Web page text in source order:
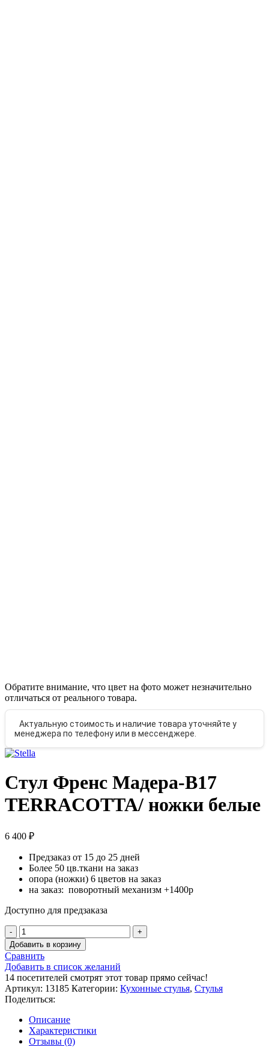
Обратите внимание, что цвет на фото может незначительно
отличаться от реального товара.
Актуальную стоимость и наличие товара уточняйте у
менеджера по телефону или в мессенджере.
Стул Френс Мадера-B17
TERRACOTTA/ ножки белые
6 400 ₽
Предзаказ от 15 до 25 дней
Более 50 цв.ткани на заказ
опора (ножки) 6 цветов на заказ
на заказ: поворотный механизм +1400р
Доступно для предзаказа
Количество
товара
Стул
Френс
Мадера-
B17
TERRACOTTA/
ножки
белые
Добавить в корзину
Сравнить
Добавить в список желаний
14 посетителей смотрят этот товар прямо сейчас!
Артикул: 13185 Категории: Кухонные стулья, Стулья
Поделиться:
Описание
Характеристики
Отзывы (0)